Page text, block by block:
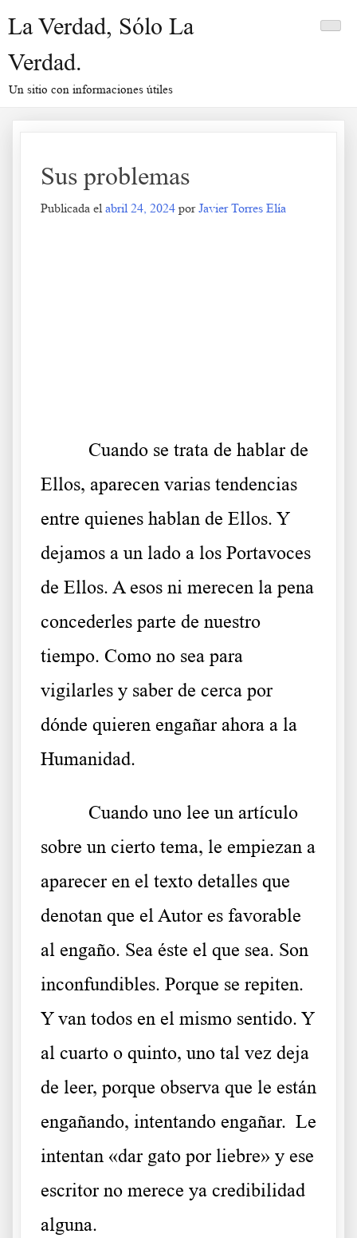
La Verdad, Sólo La
Verdad.
Un sitio con informaciones útiles
Sus problemas
Publicada el abril 24, 2024 porJavier Torres Elía
Cuando se trata de hablar de
Ellos, aparecen varias tendencias
entre quienes hablan de Ellos. Y
dejamos a un lado a los Portavoces
de Ellos. A esos ni merecen la pena
concederles parte de nuestro
tiempo. Como no sea para
vigilarles y saber de cerca por
dónde quieren engañar ahora a la
Humanidad.
Cuando uno lee un artículo
sobre un cierto tema, le empiezan a
aparecer en el texto detalles que
denotan que el Autor es favorable
al engaño. Sea éste el que sea. Son
inconfundibles. Porque se repiten.
Y van todos en el mismo sentido. Y
al cuarto o quinto, uno tal vez deja
de leer, porque observa que le están
engañando, intentando engañar. Le
intentan «dar gato por liebre» y ese
escritor no merece ya credibilidad
alguna.